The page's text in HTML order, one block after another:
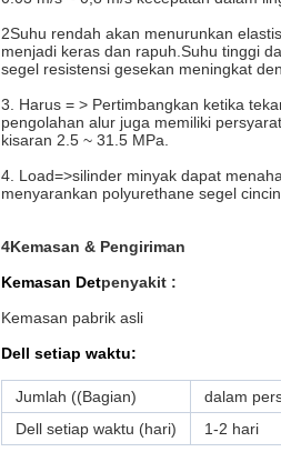
2Suhu rendah akan menurunkan
menjadi keras dan rapuh.Suhu tinggi
segel resistensi gesekan meningkat
3. Harus = > Pertimbangkan ketika
pengolahan alur juga memiliki
kisaran 2.5 ~ 31.5 MPa.
4. Load=>silinder minyak dapat
menyarankan polyurethane segel
4Kemasan & Pengiriman
Kemasan Detpenyakit :
Kemasan pabrik asli
Dell setiap waktu:
Jumlah ((Bagian) dalam
Dell setiap waktu (hari)
1-2 hari